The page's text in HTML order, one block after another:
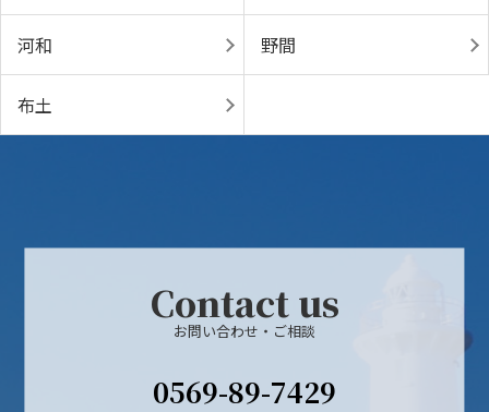
河和 野間
布土
Contact us
お問い合わせ・ご相談
0569-89-7429